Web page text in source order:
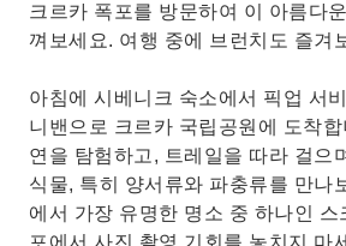
크르카 폭포를 방문하여 이 아름다
껴보세요. 여행 중에 브런치도 즐겨
아침에 시베니크 숙소에서 픽업 서
니밴으로 크르카 국립공원에 도착
연을 탐험하고, 트레일을 따라 걸으
식물, 특히 양서류와 파충류를 만나
에서 가장 유명한 명소 중 하나인 스
포에서 사진 촬영 기회를 놓치지 마